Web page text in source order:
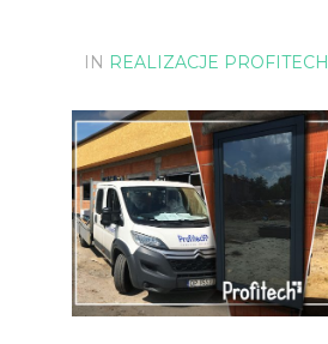
IN REALIZACJE PROFITECH